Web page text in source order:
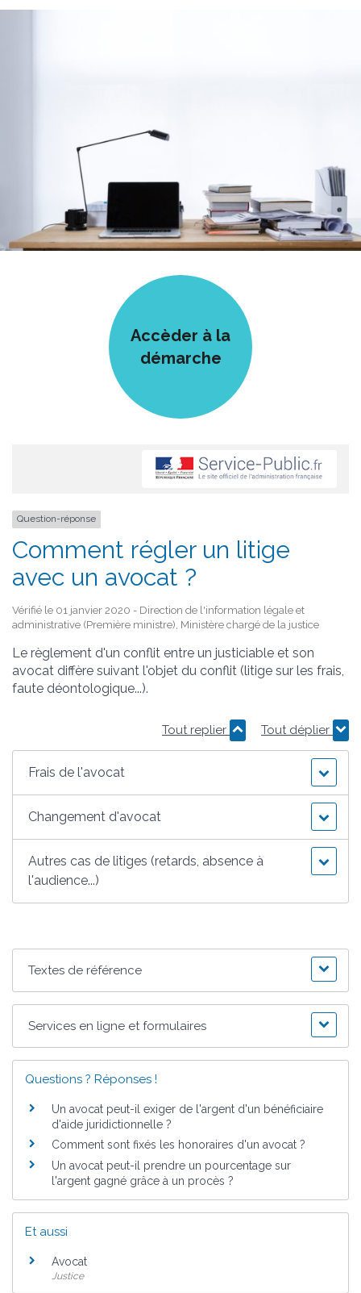
Accèder à la
démarche
Question-réponse
Comment régler un litige
avec un avocat ?
Vérifié le 01 janvier 2020 - Direction de l'information légale et
administrative (Première ministre), Ministère chargé de la justice
Le règlement d'un conflit entre un justiciable et son
avocat diffère suivant l'objet du conflit (litige sur les frais,
faute déontologique...).
Tout replier Tout déplier
Frais de l'avocat
Changement d'avocat
Autres cas de litiges (retards, absence à
l'audience...)
Textes de référence
Services en ligne et formulaires
Questions ? Réponses !
Un avocat peut-il exiger de l'argent d'un bénéficiaire
d'aide juridictionnelle ?
Comment sont fixés les honoraires d'un avocat ?
Un avocat peut-il prendre un pourcentage sur
l'argent gagné grâce à un procès ?
Et aussi
Avocat
Justice